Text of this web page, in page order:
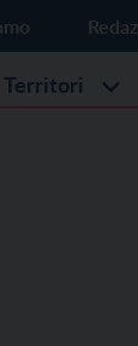
Territori